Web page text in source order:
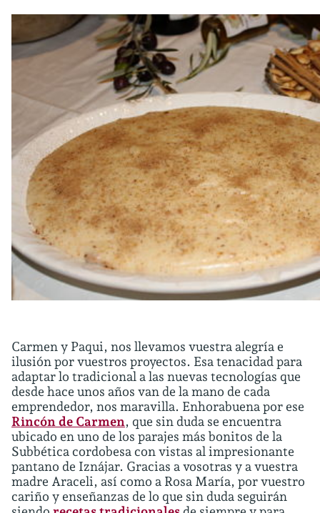
Carmen y Paqui, nos llevamos vuestra alegría e
ilusión por vuestros proyectos. Esa tenacidad para
adaptar lo tradicional a las nuevas tecnologías que
desde hace unos años van de la mano de cada
emprendedor, nos maravilla. Enhorabuena por ese
Rincón de Carmen, que sin duda se encuentra
ubicado en uno de los parajes más bonitos de la
Subbética cordobesa con vistas al impresionante
pantano de Iznájar. Gracias a vosotras y a vuestra
madre Araceli, así como a Rosa María, por vuestro
cariño y enseñanzas de lo que sin duda seguirán